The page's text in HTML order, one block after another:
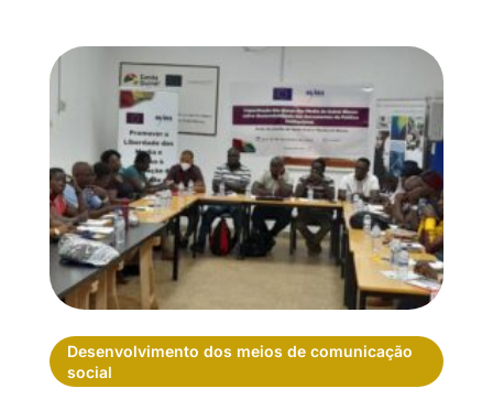
Desenvolvimento dos meios de comunicação
social